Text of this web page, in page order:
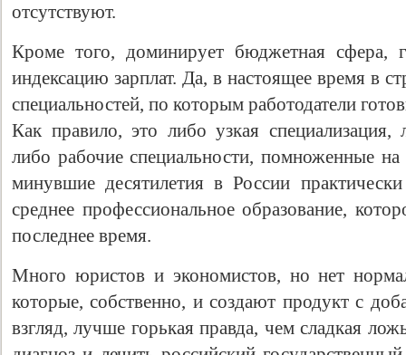
отсутствуют.
Кроме того, доминирует бюджетная сфера,
индексацию зарплат. Да, в настоящее время в
специальностей, по которым работодатели
Как правило, это либо узкая
либо рабочие специальности, помноженные
минувшие десятилетия в России
среднее профессиональное образование,
последнее время.
Много юристов и экономистов, но нет
которые, собственно, и создают продукт с
взгляд, лучше горькая правда, чем сладкая